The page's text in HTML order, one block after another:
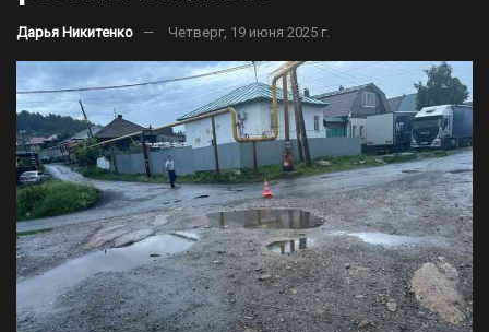
Дарья Никитенко Четверг, 19 июня 2025 г.